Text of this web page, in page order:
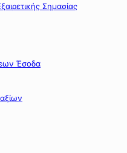
Σημασίας
Έσοδα